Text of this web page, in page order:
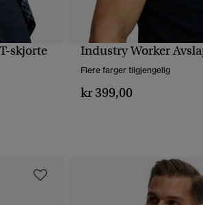
skjorte Industry Worker
Flere farger tilgjengelig
kr 399,00